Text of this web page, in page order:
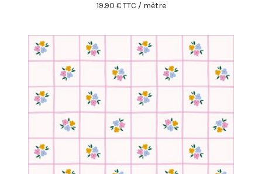
19.90 € TTC / mètre